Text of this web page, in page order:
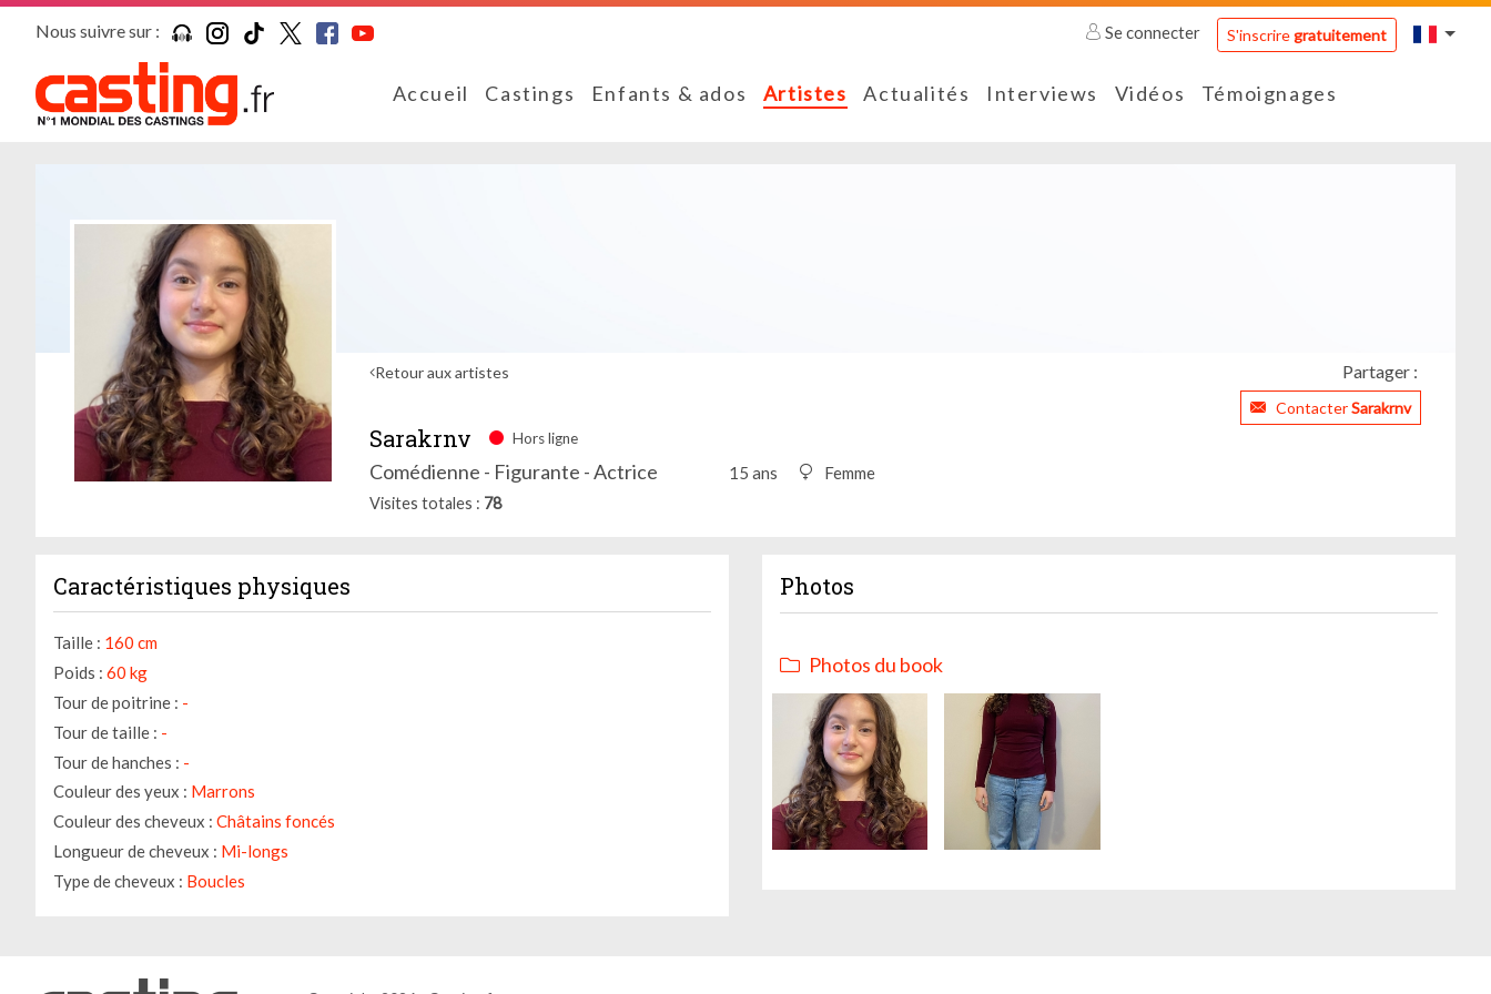
Nous suivre sur : Se connecter S'inscriregratuitement
Accueil Castings Enfants & ados Artistes Actualités Interviews Vidéos Témoignages
Retour aux artistes Partager :
ContacterSarakrnv
Sarakrnv Hors ligne
Comédienne - Figurante - Actrice 15 ans Femme
Visites totales 78
Caractéristiques physiques
Taille : 160 cm
Poids : 60 kg
Tour de poitrine : -
Tour de taille : -
Tour de hanches : -
Couleur des yeux : Marrons
Couleur des cheveux : Châtains foncés
Longueur de cheveux : Mi-longs
Type de cheveux : Boucles
Photos
Photos du book